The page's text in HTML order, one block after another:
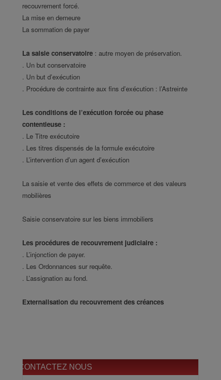
recouvrement forcé.
La mise en demeure
La sommation de payer
La saisie conservatoire : autre moyen de préservation.
. Un but conservatoire
. Un but d’exécution
. Procédure de contrainte aux fins d’exécution : l’Astreinte
Les conditions de l’exécution forcée ou phase
contentieuse :
. Le Titre exécutoire
. Les titres dispensés de la formule exécutoire
. L’intervention d’un agent d’exécution
La saisie et vente des effets de commerce et des valeurs
mobilières
Saisie conservatoire sur les biens immobiliers
Les procédures de recouvrement judiciaire :
. L’injonction de payer.
. Les Ordonnances sur requête.
. L’assignation au fond.
Externalisation du recouvrement des créances
CONTACTEZ NOUS